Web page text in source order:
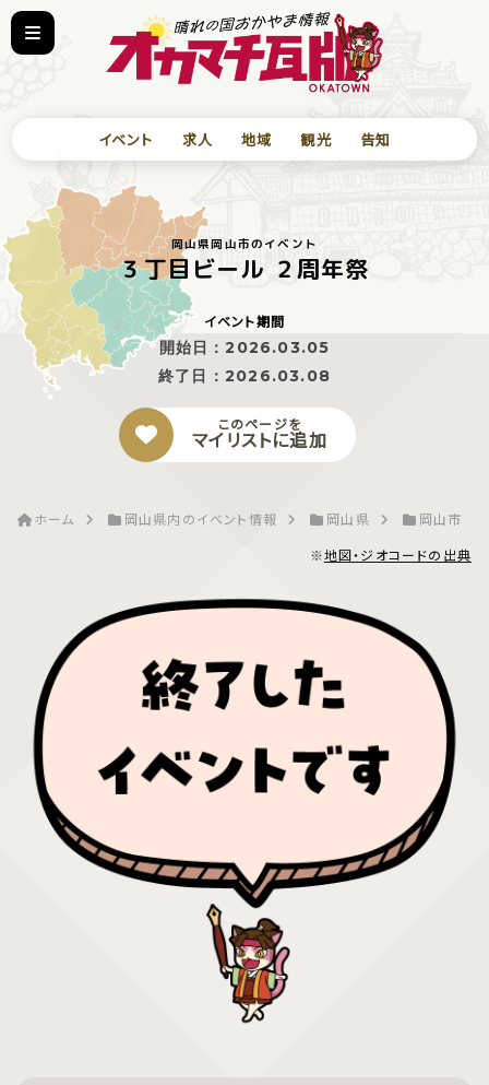
イベント 求人 地域 観光 告知
岡山県岡山市のイベント
３丁目ビール ２周年祭
イベント期間
開始日：2026.03.05
終了日： 2026.03.08
このページを
マイリストに追加
ホーム 岡山県内のイベント情報 岡山県
岡山市
※地図・ジオコードの出典